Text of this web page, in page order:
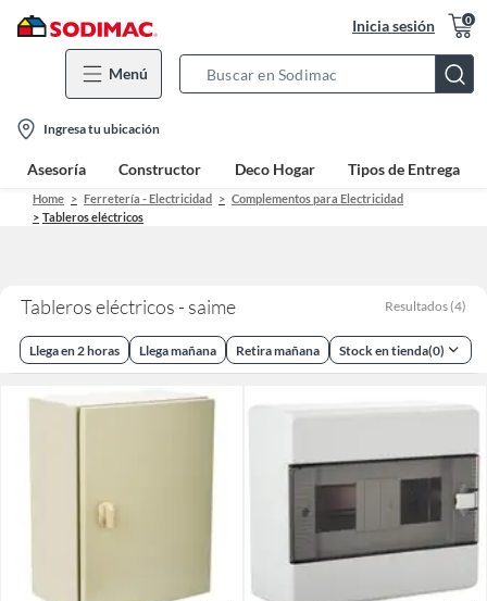
Inicia sesión 0
Menú
Bar
location-
icon
Ingresa tu ubicación
Asesoría Constructor Deco Hogar Tipos de Entrega
Home Ferretería - Electricidad
Complementos para Electricidad
Tableros eléctricos
Tableros eléctricos - saime Resultados (4)
Llega en 2 horas Llega mañana Retira mañana Stock en tienda(0)